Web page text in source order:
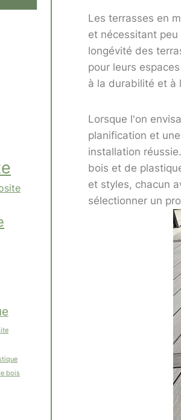
Les terrasses en
et nécessitant
longévité des
pour leurs
à la durabilité et à
Lorsque l'on
planification et
installation
bois et de
et styles, chacun
sélectionner un
bois